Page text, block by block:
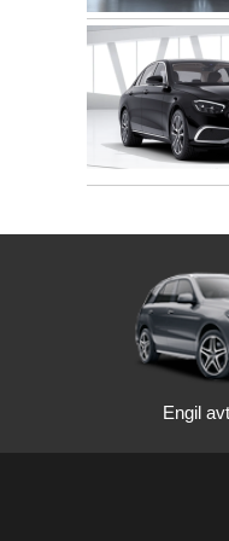
Engil